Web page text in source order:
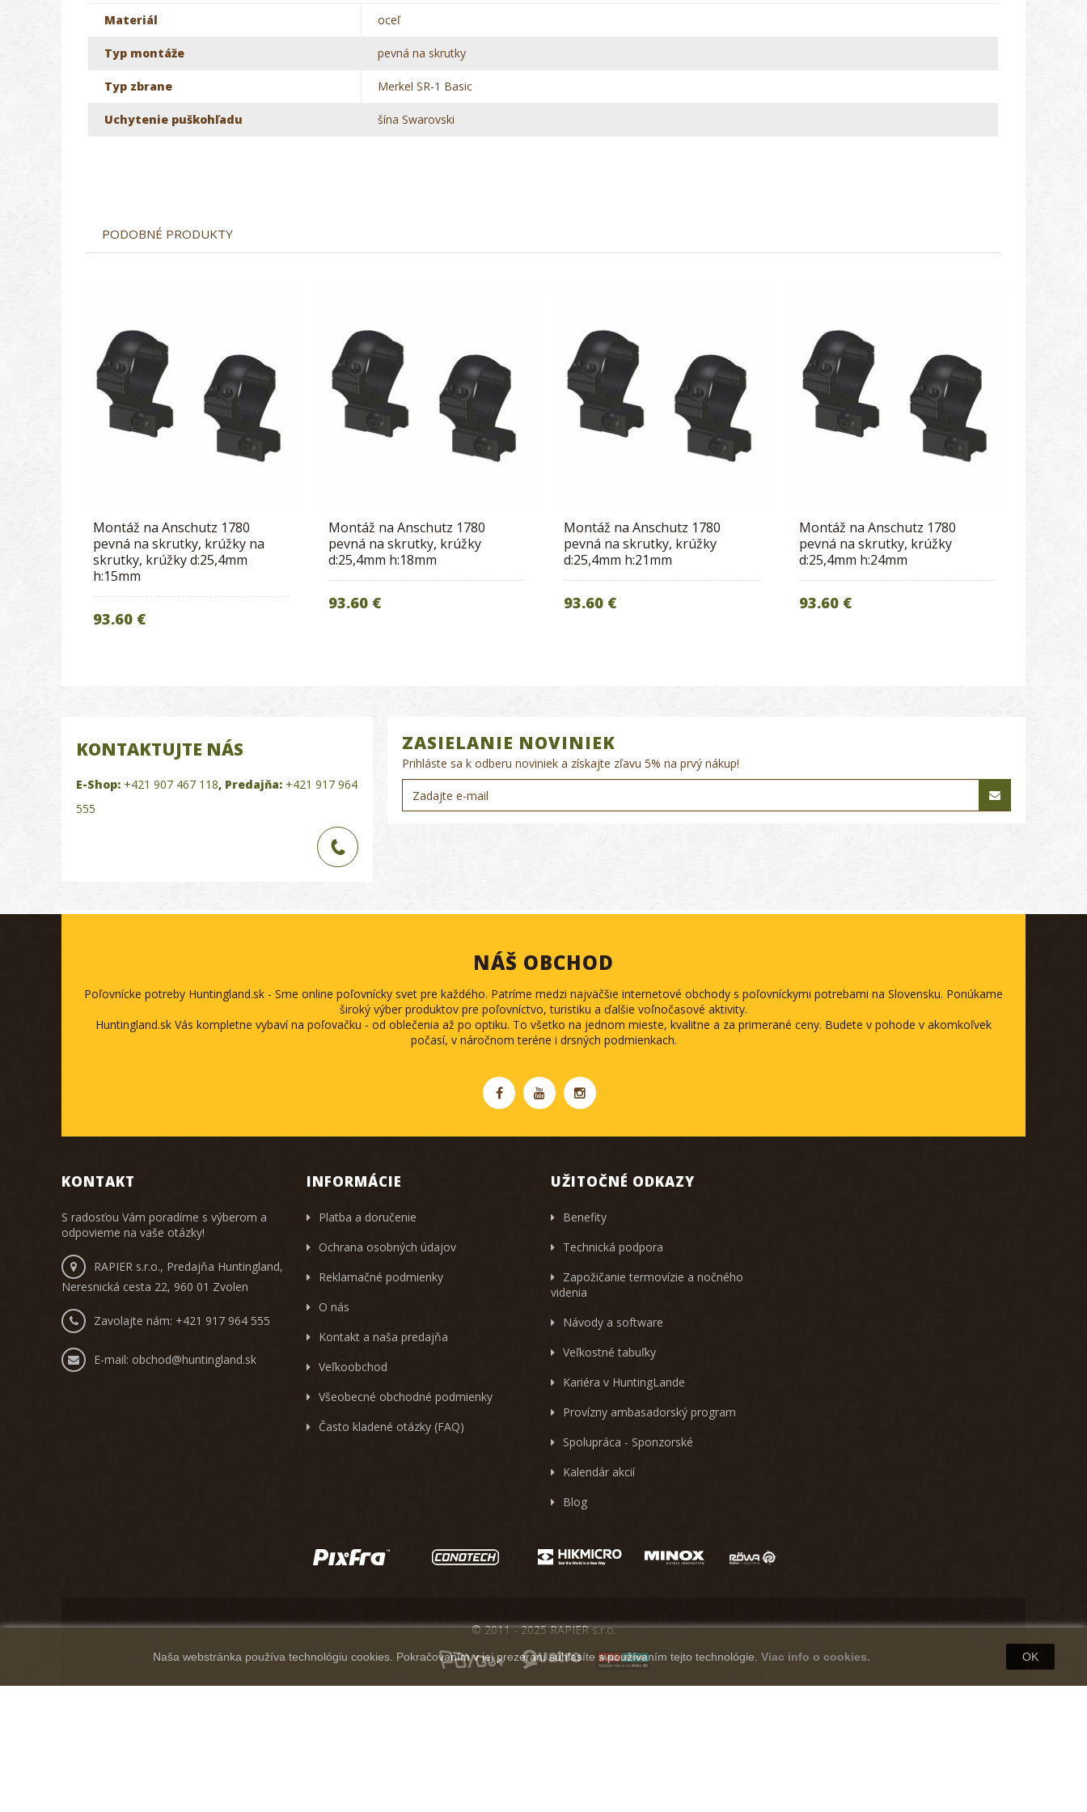
Materiál oceľ
Typ montáže pevná na skrutky
Typ zbrane Merkel SR-1 Basic
Uchytenie puškohľadu šína Swarovski
PODOBNÉ PRODUKTY
Montáž na Anschutz 1780
pevná na skrutky, krúžky na
skrutky, krúžky d:25,4mm
h:15mm
93.60 €
Montáž na Anschutz 1780
pevná na skrutky, krúžky
d:25,4mm h:18mm
93.60 €
Montáž na Anschutz 1780
pevná na skrutky, krúžky
d:25,4mm h:21mm
93.60 €
Montáž na Anschutz 1780
pevná na skrutky, krúžky
d:25,4mm h:24mm
93.60 €
KONTAKTUJTE NÁS
E-Shop: +421 907 467 118, Predajňa: +421 917 964
555
ZASIELANIE NOVINIEK
Prihláste sa k odberu noviniek a získajte zľavu 5% na prvý nákup!
NÁŠ OBCHOD
Poľovnícke potreby Huntingland.sk - Sme online poľovnícky svet pre každého. Patríme medzi najväčšie internetové obchody s poľovníckymi potrebami na Slovensku. Ponúkame
široký výber produktov pre poľovníctvo, turistiku a ďalšie voľnočasové aktivity.
Huntingland.sk Vás kompletne vybaví na poľovačku - od oblečenia až po optiku. To všetko na jednom mieste, kvalitne a za primerané ceny. Budete v pohode v akomkoľvek
počasí, v náročnom teréne i drsných podmienkach.
KONTAKT
S radosťou Vám poradíme s výberom a
odpovieme na vaše otázky!
RAPIER s.r.o., Predajňa Huntingland,
Neresnická cesta 22, 960 01 Zvolen
Zavolajte nám: +421 917 964 555
E-mail: obchod@huntingland.sk
INFORMÁCIE
Platba a doručenie
Ochrana osobných údajov
Reklamačné podmienky
O nás
Kontakt a naša predajňa
Veľkoobchod
Všeobecné obchodné podmienky
Často kladené otázky (FAQ)
UŽITOČNÉ ODKAZY
Benefity
Technická podpora
Zapožičanie termovízie a nočného
videnia
Návody a software
Veľkostné tabuľky
Kariéra v HuntingLande
Provízny ambasadorský program
Spolupráca - Sponzorské
Kalendár akcií
Blog
Naša webstránka používa technológiu cookies. Pokračovaním v jej prezeraní súhlasíte s používaním tejto technológie. Viac info o cookies. OK
© 2011 - 2025 RAPIER s.r.o.